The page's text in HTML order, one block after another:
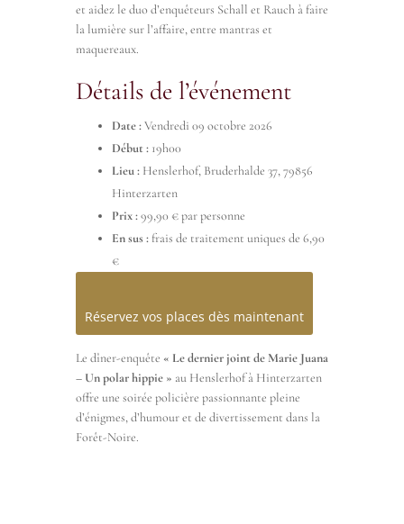
et aidez le duo d’enquêteurs Schall et Rauch à faire
la lumière sur l’affaire, entre mantras et
maquereaux.
Détails de l’événement
Date :Vendredi 09 octobre 2026
Début : 19h00
Lieu : Henslerhof, Bruderhalde 37, 79856
Hinterzarten
Prix :99,90 € par personne
En sus : frais de traitement uniques de 6,90
€
Réservez vos places dès maintenant
Le dîner-enquête « Le dernier joint de Marie Juana
– Un polar hippie » au Henslerhof à Hinterzarten
offre une soirée policière passionnante pleine
d’énigmes, d’humour et de divertissement dans la
Forêt-Noire.